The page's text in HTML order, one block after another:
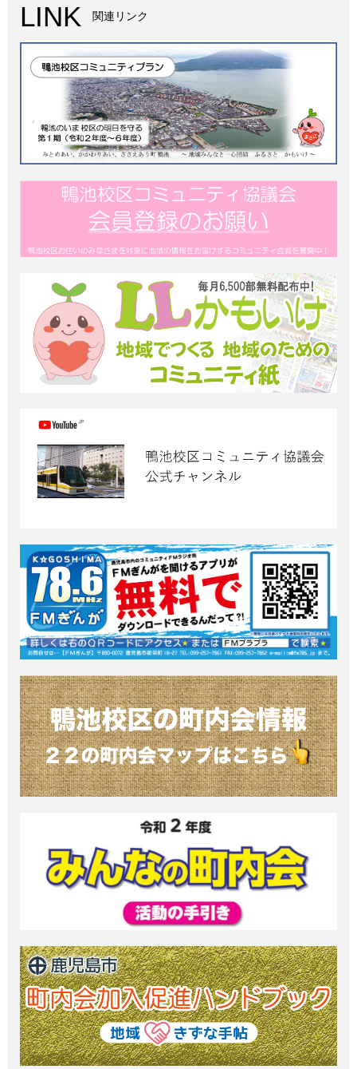
LINK 関連リンク